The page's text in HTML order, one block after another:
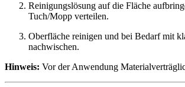
Reinigungslösung auf die Fläche
Tuch/Mopp verteilen.
Oberfläche reinigen und bei Bedarf mit
nachwischen.
Hinweis: Vor der Anwendung